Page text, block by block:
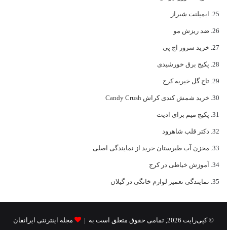
ایمپلنت شیراز
ضد ریزش مو
خرید سرور اچ پی
پکیج برق خورشیدی
تاج گل خیریه کرج
خرید شمش کندی کراش Candy Crush
پکیج میم برای ادیت
دکتر قلب شاهرود
مخزن آب طبرستان خرید از نمایندگی اصلی
آموزش خیاطی در کرج
نمایندگی تعمیر لوازم خانگی در گیلان
© کپی‌رایت 2026, تمامی حقوق متعلق است به | مجله اینترنتی ایرانفان